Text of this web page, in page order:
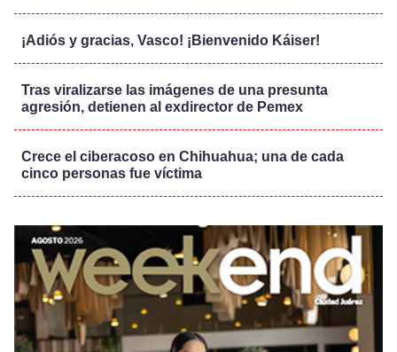
¡Adiós y gracias, Vasco! ¡Bienvenido Káiser!
Tras viralizarse las imágenes de una presunta
agresión, detienen al exdirector de Pemex
Crece el ciberacoso en Chihuahua; una de cada
cinco personas fue víctima